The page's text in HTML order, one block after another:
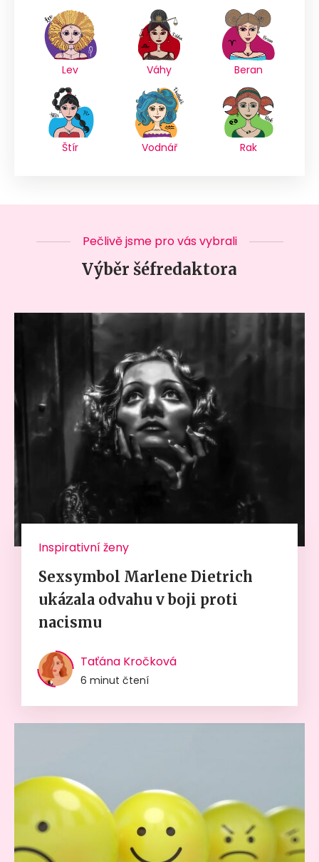
Lev Váhy Beran
Štír Vodnář Rak
Pečlivě jsme pro vás vybrali
Výběr šéfredaktora
Inspirativní ženy
Sexsymbol Marlene Dietrich
ukázala odvahu v boji proti
nacismu
Taťána Kročková
6 minut čtení